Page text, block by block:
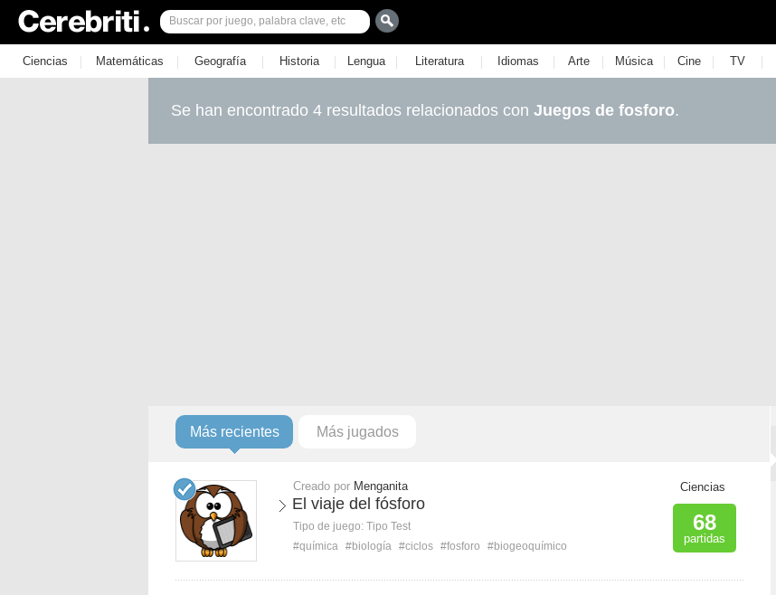
Ciencias | Matemáticas | Geografía | Historia | Lengua | Literatura | Idiomas | Arte | Música | Cine | TV |
Se han encontrado 4 resultados relacionados con Juegos de fosforo.
Más recientes Más jugados
Creado por Menganita
El viaje del fósforo
Tipo de juego: Tipo Test
#química #biología #ciclos #fosforo #biogeoquímico
Ciencias
68
partidas